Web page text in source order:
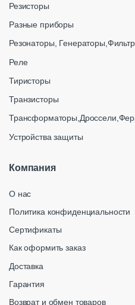
Резисторы
Разные приборы
Резонаторы,
Реле
Тиристоры
Транзисторы
Устройства защиты
Компания
О нас
Политика конфиденциальности
Сертификаты
Как оформить заказ
Доставка
Гарантия
Возврат и обмен товаров